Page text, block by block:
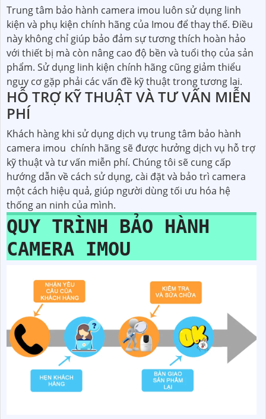
Trung tâm bảo hành camera imou luôn sử dụng linh
kiện và phụ kiện chính hãng của Imou để thay thế. Điều
này không chỉ giúp bảo đảm sự tương thích hoàn hảo
với thiết bị mà còn nâng cao độ bền và tuổi thọ của sản
phẩm. Sử dụng linh kiện chính hãng cũng giảm thiểu
nguy cơ gặp phải các vấn đề kỹ thuật trong tương lai.
HỖ TRỢ KỸ THUẬT VÀ TƯ VẤN MIỄN
PHÍ
Khách hàng khi sử dụng dịch vụ trung tâm bảo hành
camera imou chính hãng sẽ được hưởng dịch vụ hỗ trợ
kỹ thuật và tư vấn miễn phí. Chúng tôi sẽ cung cấp
hướng dẫn về cách sử dụng, cài đặt và bảo trì camera
một cách hiệu quả, giúp người dùng tối ưu hóa hệ
thống an ninh của mình.
QUY TRÌNH BẢO HÀNH
CAMERA IMOU